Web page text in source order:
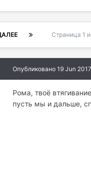
Страница 1
Опубликовано 19 Jun
Рома, твоё
пусть мы и дальше,